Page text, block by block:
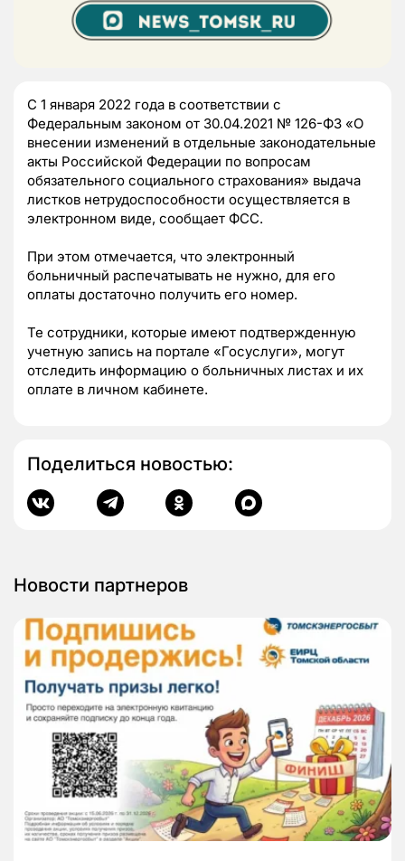
С 1 января 2022 года в соответствии с
Федеральным законом от 30.04.2021 № 126-ФЗ «О
внесении изменений в отдельные законодательные
акты Российской Федерации по вопросам
обязательного социального страхования» выдача
листков нетрудоспособности осуществляется в
электронном виде, сообщает ФСС.
При этом отмечается, что электронный
больничный распечатывать не нужно, для его
оплаты достаточно получить его номер.
Те сотрудники, которые имеют подтвержденную
учетную запись на портале «Госуслуги», могут
отследить информацию о больничных листах и их
оплате в личном кабинете.
Поделиться новостью:
Новости партнеров